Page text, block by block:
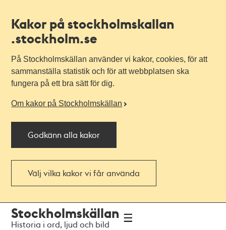
Kakor på stockholmskallan
.stockholm.se
På Stockholmskällan använder vi kakor, cookies, för att
sammanställa statistik och för att webbplatsen ska
fungera på ett bra sätt för dig.
Om kakor på Stockholmskällan
Godkänn alla kakor
Välj vilka kakor vi får använda
navigationen
huvudinnehållet
Stockholmskällan
Historia i ord, ljud och bild